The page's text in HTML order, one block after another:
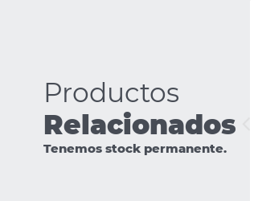
Productos
Relacionados
Tenemos stock permanente.
TRANSMITTER